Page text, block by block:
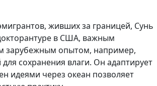
живших за границей, Сунь
в США, важным
зарубежным опытом, например,
сохранения влаги. Он адаптирует
идеями через океан позволяет